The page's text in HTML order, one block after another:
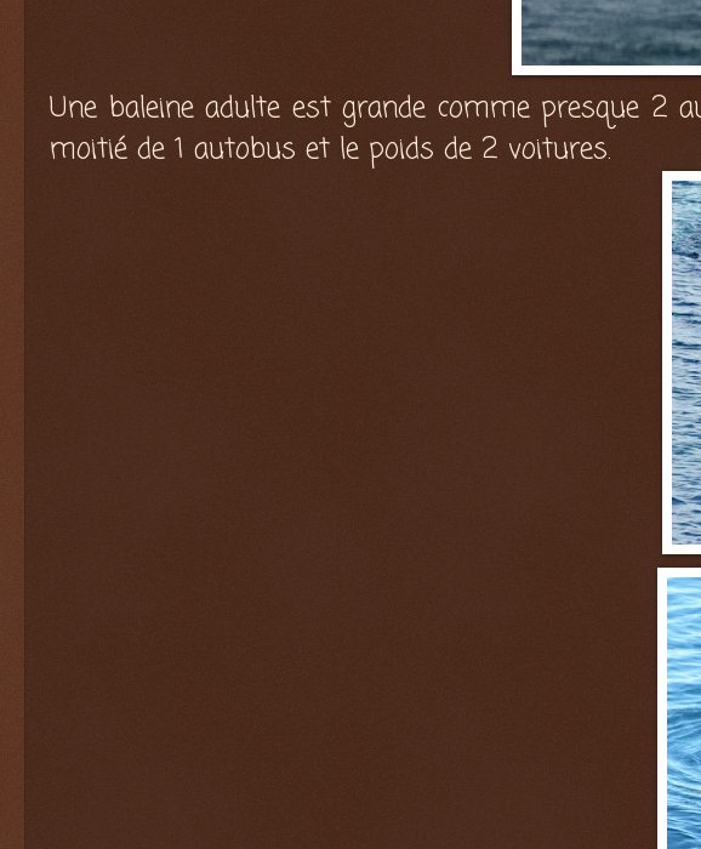
Une baleine adulte est grande comme presque
moitié de 1 autobus et le poids de 2 voitures.